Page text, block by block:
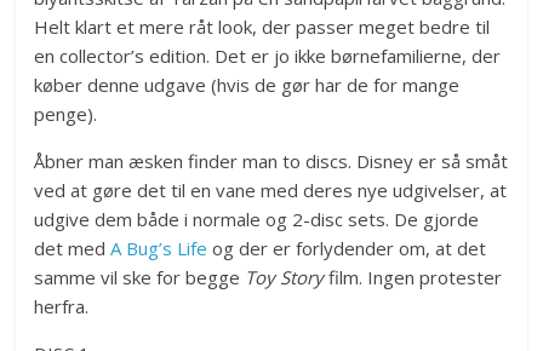
Helt klart et mere råt look, der passer meget bedre til
en collector’s edition. Det er jo ikke børnefamilierne, der
køber denne udgave (hvis de gør har de for mange
penge).
Åbner man æsken finder man to discs. Disney er så småt
ved at gøre det til en vane med deres nye udgivelser, at
udgive dem både i normale og 2-disc sets. De gjorde
det medA Bug’s Life og der er forlydender om, at det
samme vil ske for begge Toy Storyfilm. Ingen protester
herfra.